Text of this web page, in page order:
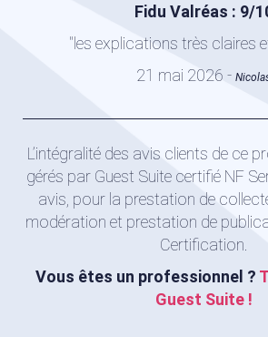
Fidu Valréas : 9/
"les explications très claires
21 mai 2026 -
L’intégralité des avis clients de ce
gérés par Guest Suite certifié NF
avis, pour la prestation de
modération et prestation de
Certification.
Vous êtes un professionnel ?
Guest Suite !